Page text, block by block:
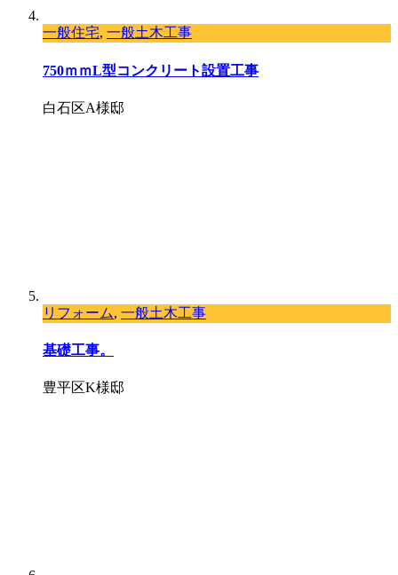
一般住宅, 一般土木工事
750ｍｍL型コンクリート設置工事
白石区A様邸
リフォーム, 一般土木工事
基礎工事。
豊平区K様邸